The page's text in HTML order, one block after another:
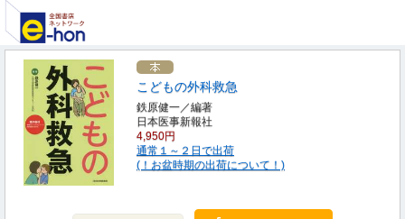
こどもの外科救急
鉄原健一／編著
日本医事新報社
4,950円
通常１～２日で出荷
(！お盆時期の出荷について！)